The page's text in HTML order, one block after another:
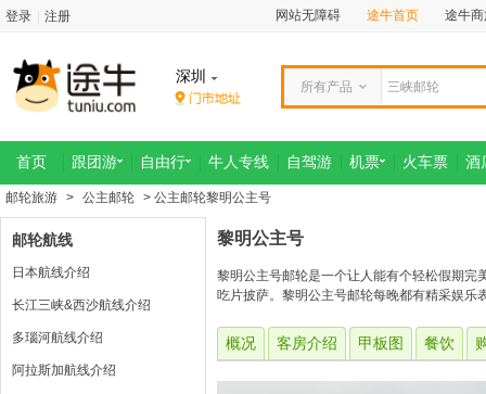
登录 注册 网站无障碍 途牛首页 途牛
深圳
所有产品
首页 跟团游 自由行 牛人专线 自驾游 机票 火车票 酒
邮轮旅游 > 公主邮轮 > 公主邮轮黎明公主号
邮轮航线
日本航线介绍
长江三峡&西沙航线介绍
多瑙河航线介绍
阿拉斯加航线介绍
黎明公主号
黎明公主号邮轮是一个让人能有个轻松假期完
吃片披萨。黎明公主号邮轮每晚都有精采娱乐
概况 客房介绍 甲板图 餐饮